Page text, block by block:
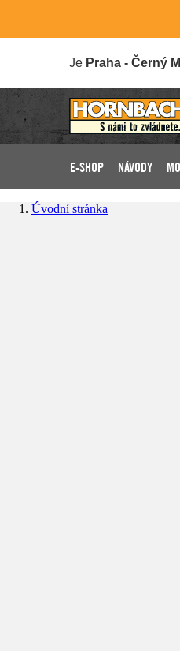
Je Praha - Černý
E-SHOP NÁVODY
Úvodní stránka